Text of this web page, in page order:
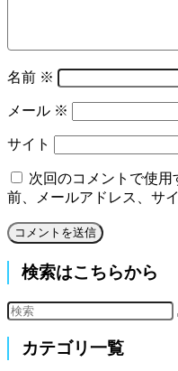
名前 ※
メール ※
サイト
次回のコメントで使
前、メールアドレス、サ
検索はこちらから
カテゴリ一覧